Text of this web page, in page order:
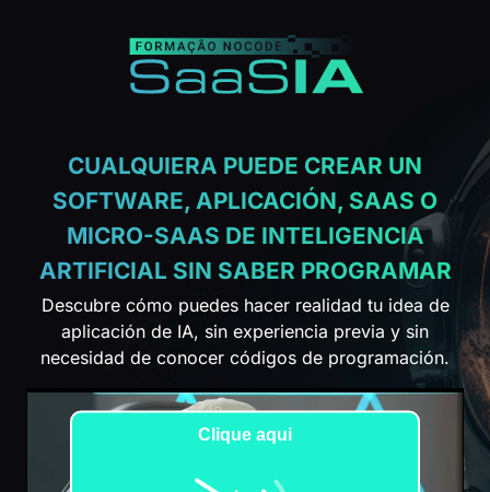
CUALQUIERA PUEDE CREAR UN
SOFTWARE, APLICACIÓN, SAAS O
MICRO-SAAS DE INTELIGENCIA
ARTIFICIAL SIN SABER PROGRAMAR
Descubre cómo puedes hacer realidad tu idea de
aplicación de IA, sin experiencia previa y sin
necesidad de conocer códigos de programación.